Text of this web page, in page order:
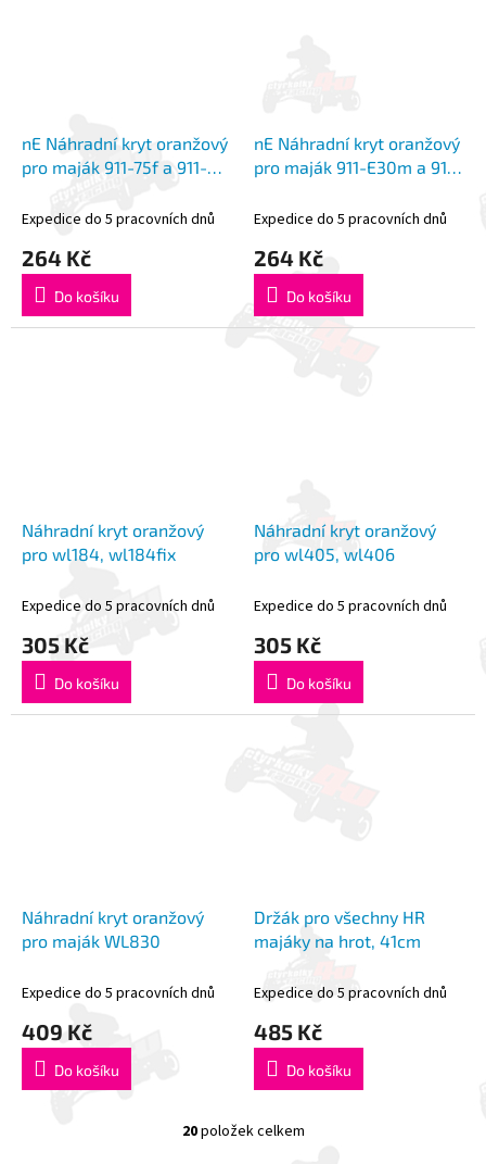
nE Náhradní kryt oranžový
pro maják 911-75f a 911-
Expedice do 5 pracovních dnů
264 Kč
Do košíku
nE Náhradní kryt oranžový
pro maják 911-E30m a 911-
Expedice do 5 pracovních dnů
264 Kč
Do košíku
Náhradní kryt oranžový
pro wl184, wl184fix
Expedice do 5 pracovních dnů
305 Kč
Do košíku
Náhradní kryt oranžový
pro wl405, wl406
Expedice do 5 pracovních dnů
305 Kč
Do košíku
Náhradní kryt oranžový
pro maják WL830
Expedice do 5 pracovních dnů
409 Kč
Do košíku
Držák pro všechny HR
majáky na hrot, 41cm
Expedice do 5 pracovních dnů
485 Kč
Do košíku
O
20položek celkem